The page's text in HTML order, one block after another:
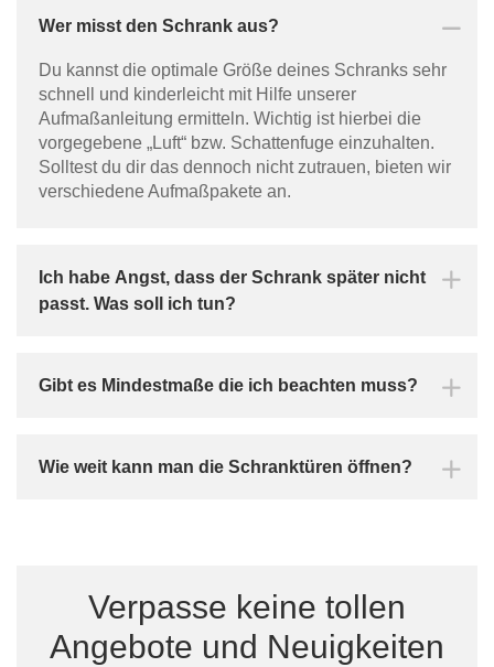
Wer misst den Schrank aus?
Du kannst die optimale Größe deines Schranks sehr
schnell und kinderleicht mit Hilfe unserer
Aufmaßanleitung ermitteln. Wichtig ist hierbei die
vorgegebene „Luft“ bzw. Schattenfuge einzuhalten.
Solltest du dir das dennoch nicht zutrauen, bieten wir
verschiedene Aufmaßpakete an.
Ich habe Angst, dass der Schrank später nicht
passt. Was soll ich tun?
Gibt es Mindestmaße die ich beachten muss?
Wie weit kann man die Schranktüren öffnen?
Verpasse keine tollen
Angebote und Neuigkeiten